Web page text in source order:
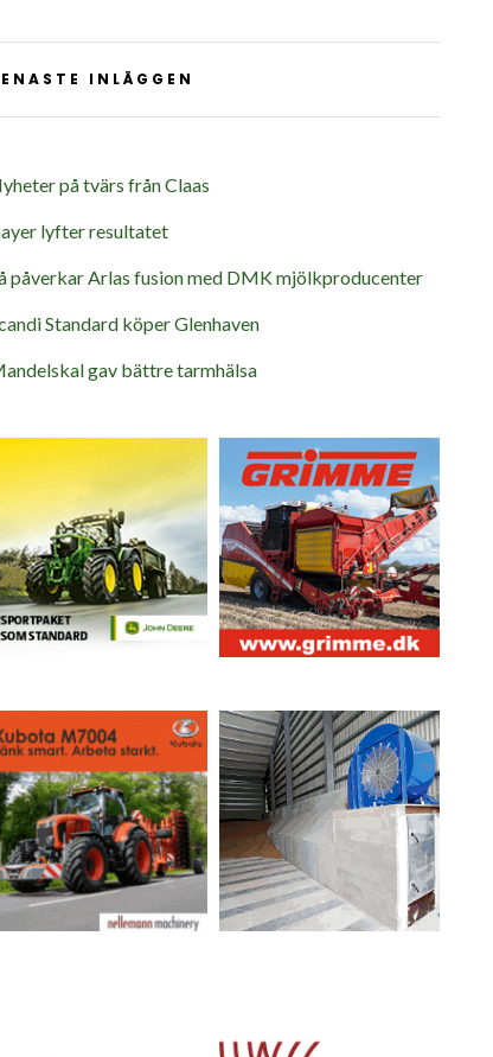
INLÄGGEN
på tvärs från Claas
lyfter resultatet
påverkar Arlas fusion med DMK mjölkproducenter
Standard köper Glenhaven
gav bättre tarmhälsa